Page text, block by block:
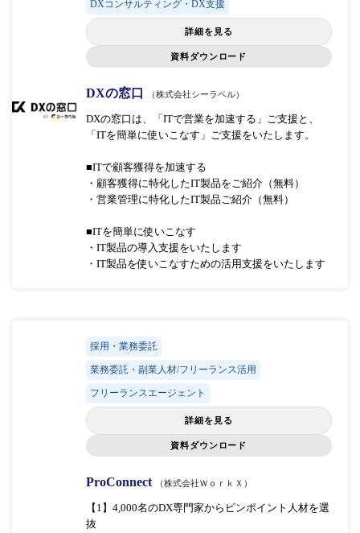
DXコンサルティング・DX支援
詳細を見る
資料ダウンロード
DXの窓口 （株式会社シーラベル）
DXの窓口は、「ITで営業を加速する」ご支援と、
「ITを簡単に使いこなす」ご支援をいたします。
■ITで顧客獲得を加速する
・顧客獲得に特化したIT製品をご紹介（無料）
・営業管理に特化したIT製品ご紹介（無料）
■ITを簡単に使いこなす
・IT製品の導入支援をいたします
・IT製品を使いこなすための活用支援をいたします
採用・業務委託
業務委託・副業人材/フリーランス活用
フリーランスエージェント
詳細を見る
資料ダウンロード
ProConnect （株式会社ＷｏｒｋＸ）
【1】4,000名のDX専門家からピンポイント人材を選
抜